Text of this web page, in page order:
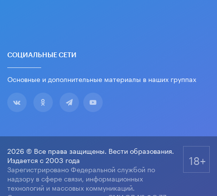
СОЦИАЛЬНЫЕ СЕТИ
Основные и дополнительные материалы в наших группах
2026 © Все права защищены. Вести образования.
Издается с 2003 года
Зарегистрировано Федеральной службой по
надзору в сфере связи, информационных
технологий и массовых коммуникаций.
18+